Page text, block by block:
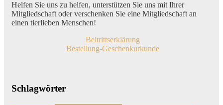
Helfen Sie uns zu helfen, unterstützen Sie uns mit Ihrer
Mitgliedschaft oder verschenken Sie eine Mitgliedschaft an
einen tierlieben Menschen!
Beitrittserklärung
Bestellung-Geschenkurkunde
Schlagwörter